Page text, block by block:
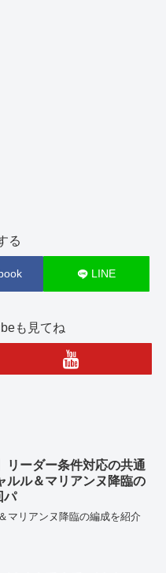
る
LINE
も見てね
リーダー条件対応の共通
ルル＆マリアンヌ降臨の
パ
マリアンヌ降臨の編成を紹介